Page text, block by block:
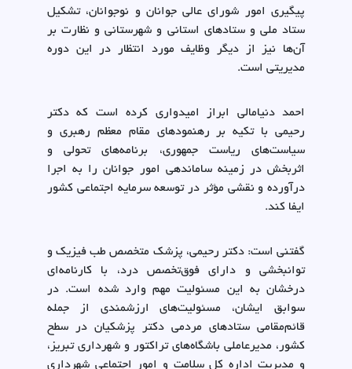
پیگیری امور شورای عالی جوانان و نوجوانان، تشکیل
ستاد ملی و ستادهای استانی و شهرستانی و نظارت بر
آن‌ها نیز از دیگر وظایف مورد انتظار در این دوره
مدیریتی است.
احمد دنیامالی ابراز امیدواری کرده است که دکتر
رحیمی با تکیه بر رهنمودهای مقام معظم رهبری و
سیاست‌های ریاست جمهوری، برنامه‌های تحولی و
اثربخش در زمینه ساماندهی امور جوانان را به اجرا
درآورده و نقشی مؤثر در توسعه سرمایه اجتماعی کشور
ایفا کند.
گفتنی است: دکتر رحیمی، پزشک متخصص طب فیزیک و
توانبخشی و دارای فوق‌تخصص درد، با کارنامه‌ای
درخشان به این مسئولیت مهم وارد شده است. در
سوابق ایشان، مسئولیت‌های ارزشمندی از جمله
قائم‌مقامی ستادهای مردمی دکتر پزشکیان در سطح
کشور، مدیرعاملی باشگاه‌های تراکتور و شهرداری تبریز،
و مدیریت اداره کل سلامت و امور اجتماعی شهرداری